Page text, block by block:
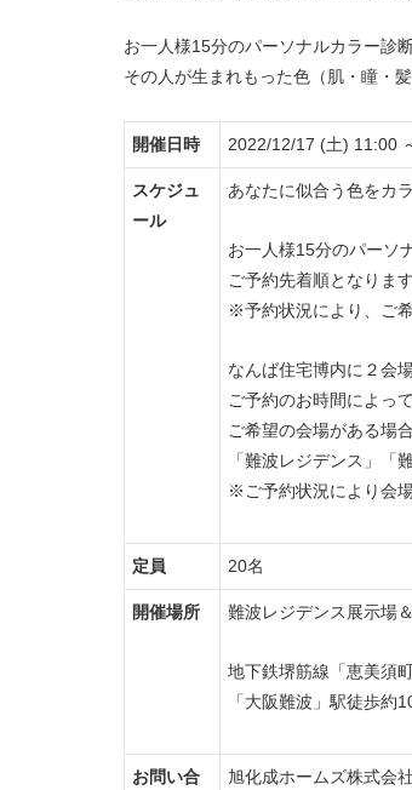
お一人様15分のパーソナルカラー診
その人が生まれもった色（肌・瞳・
開催日時 2022/12/17 (土) 11:00
スケジュ
ール
あなたに似合う色をカ
お一人様15分のパーソ
ご予約先着順となりま
※予約状況により、ご
なんば住宅博内に２会
ご予約のお時間によっ
ご希望の会場がある場
「難波レジデンス」「
※ご予約状況により会
定員 20名
開催場所 難波レジデンス展示場
地下鉄堺筋線「恵美須
「大阪難波」駅徒歩約
お問い合
旭化成ホームズ株式会